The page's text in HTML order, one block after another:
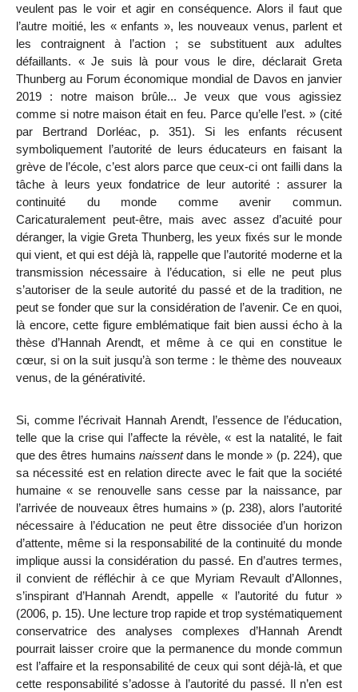
veulent pas le voir et agir en conséquence. Alors il faut que
l’autre moitié, les « enfants », les nouveaux venus, parlent et
les contraignent à l’action ; se substituent aux adultes
défaillants. « Je suis là pour vous le dire, déclarait Greta
Thunberg au Forum économique mondial de Davos en janvier
2019 : notre maison brûle... Je veux que vous agissiez
comme si notre maison était en feu. Parce qu’elle l’est. » (cité
par Bertrand Dorléac, p. 351). Si les enfants récusent
symboliquement l’autorité de leurs éducateurs en faisant la
grève de l’école, c’est alors parce que ceux-ci ont failli dans la
tâche à leurs yeux fondatrice de leur autorité : assurer la
continuité du monde comme avenir commun.
Caricaturalement peut-être, mais avec assez d’acuité pour
déranger, la vigie Greta Thunberg, les yeux fixés sur le monde
qui vient, et qui est déjà là, rappelle que l’autorité moderne et la
transmission nécessaire à l’éducation, si elle ne peut plus
s’autoriser de la seule autorité du passé et de la tradition, ne
peut se fonder que sur la considération de l’avenir. Ce en quoi,
là encore, cette figure emblématique fait bien aussi écho à la
thèse d’Hannah Arendt, et même à ce qui en constitue le
cœur, si on la suit jusqu’à son terme : le thème des nouveaux
venus, de la générativité.
Si, comme l’écrivait Hannah Arendt, l’essence de l’éducation,
telle que la crise qui l’affecte la révèle, « est la natalité, le fait
que des êtres humains naissentdans le monde » (p. 224), que
sa nécessité est en relation directe avec le fait que la société
humaine « se renouvelle sans cesse par la naissance, par
l’arrivée de nouveaux êtres humains » (p. 238), alors l’autorité
nécessaire à l’éducation ne peut être dissociée d’un horizon
d’attente, même si la responsabilité de la continuité du monde
implique aussi la considération du passé. En d’autres termes,
il convient de réfléchir à ce que Myriam Revault d’Allonnes,
s’inspirant d’Hannah Arendt, appelle « l’autorité du futur »
(2006, p. 15). Une lecture trop rapide et trop systématiquement
conservatrice des analyses complexes d’Hannah Arendt
pourrait laisser croire que la permanence du monde commun
est l’affaire et la responsabilité de ceux qui sont déjà-là, et que
cette responsabilité s’adosse à l’autorité du passé. Il n’en est